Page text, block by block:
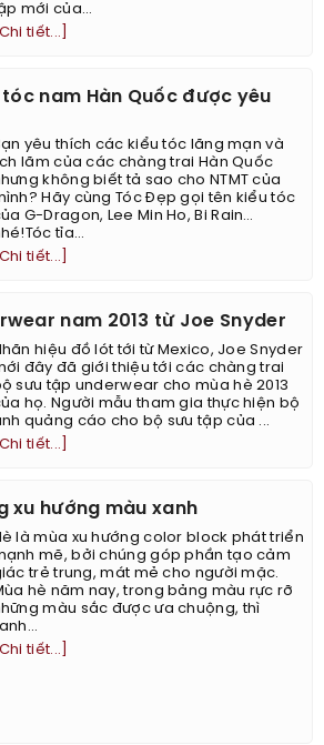
mới của...
[Chi tiết...]
nam Hàn Quốc được yêu
yêu thích các kiểu tóc lãng mạn và
lãm của các chàng trai Hàn Quốc
không biết tả sao cho NTMT của
Hãy cùng Tóc Đẹp gọi tên kiểu tóc
G-Dragon, Lee Min Ho, Bi Rain…
tỉa...
[Chi tiết...]
nam 2013 từ Joe Snyder
hiệu đồ lót tới từ Mexico, Joe Snyder
đây đã giới thiệu tới các chàng trai
sưu tập underwear cho mùa hè 2013
họ. Người mẫu tham gia thực hiện bộ
quảng cáo cho bộ sưu tập của ...
[Chi tiết...]
xu hướng màu xanh
là mùa xu hướng color block phát triển
mẽ, bởi chúng góp phần tạo cảm
trẻ trung, mát mẻ cho người mặc.
hè năm nay, trong bảng màu rực rỡ
màu sắc được ưa chuộng, thì
[Chi tiết...]